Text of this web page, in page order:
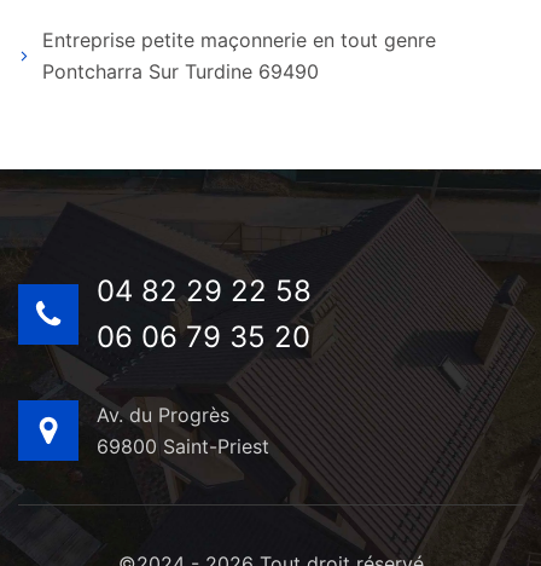
Entreprise petite maçonnerie en tout genre
Pontcharra Sur Turdine 69490
04 82 29 22 58
06 06 79 35 20
Av. du Progrès
69800 Saint-Priest